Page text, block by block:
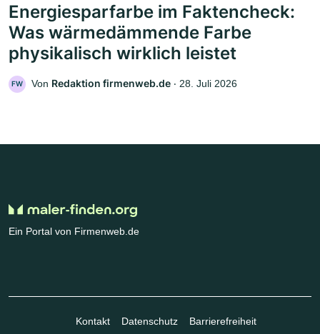
Energiesparfarbe im Faktencheck:
Was wärmedämmende Farbe
physikalisch wirklich leistet
FW Von Redaktion firmenweb.de ‧ 28. Juli 2026
Ein Portal von Firmenweb.de
Kontakt Datenschutz Barrierefreiheit